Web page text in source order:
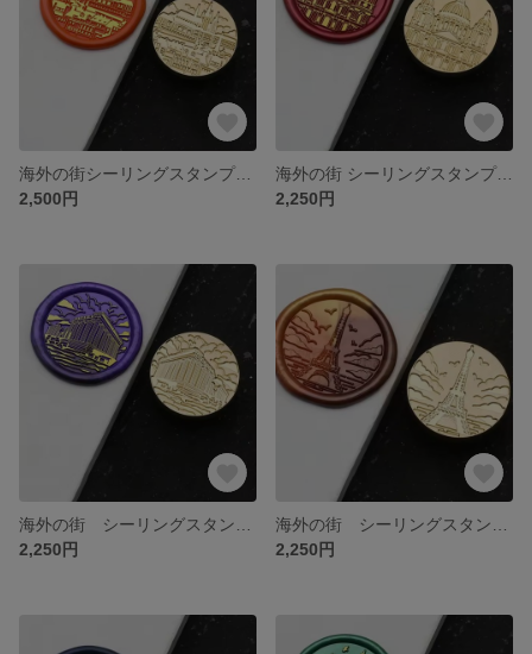
海外の街シーリングスタンプヘッド⑫
2,500円
海外の街 シーリングスタンプヘッド⑨
2,250円
2,250円
2,250円